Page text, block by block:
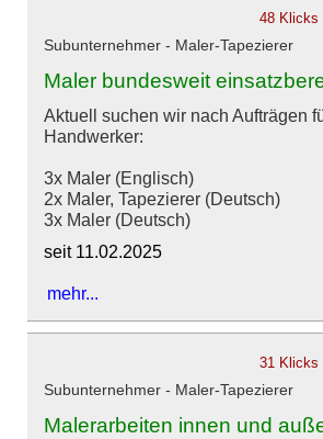
48 Klicks
Subunternehmer - Maler-Tapezierer
Maler bundesweit
Aktuell suchen wir nach Aufträgen
Handwerker:
3x Maler (Englisch)
2x Maler, Tapezierer (Deutsch)
3x Maler (Deutsch)
seit 11.02.2025
mehr...
31 Klicks
Subunternehmer - Maler-Tapezierer
Malerarbeiten innen und